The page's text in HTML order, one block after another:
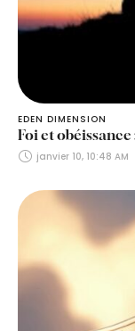
EDEN DIMENSION
Foi et
janvier 10, 10:48 AM